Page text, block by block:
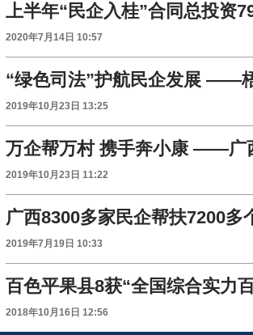
上半年“民企入桂”合同总投资
2020年7月14日 10:57
2019年10月23日 13:25
2019年10月23日 11:22
广西8300多家民企帮扶7200多
2019年7月19日 10:33
百色平果县8获“全国综合实力
2018年10月16日 12:56